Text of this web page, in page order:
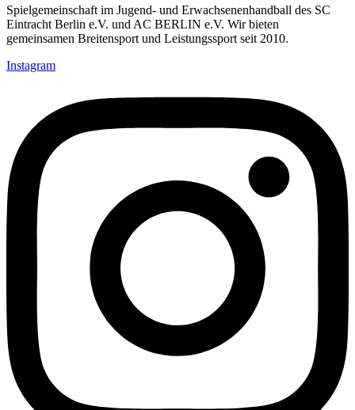
Spielgemeinschaft im Jugend- und Erwachsenenhandball des SC
Eintracht Berlin e.V. und AC BERLIN e.V. Wir bieten
gemeinsamen Breitensport und Leistungssport seit 2010.
Instagram